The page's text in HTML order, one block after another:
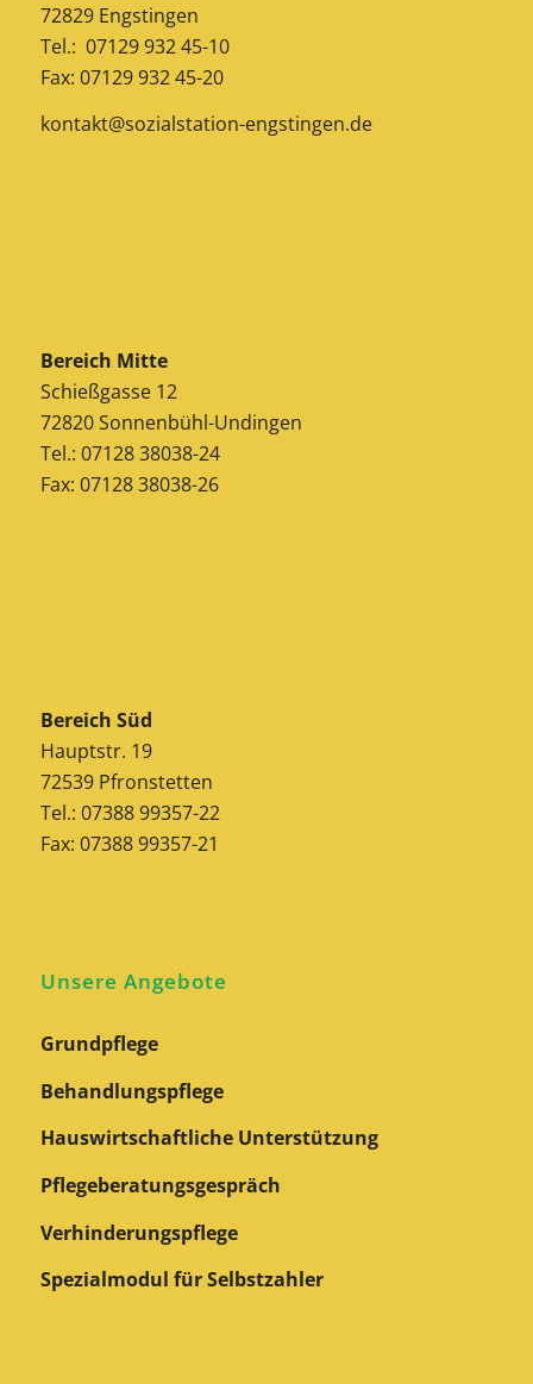
72829 Engstingen
Tel.: 07129 932 45-10
Fax: 07129 932 45-20
kontakt@sozialstation-engstingen.de
Bereich Mitte
Schießgasse 12
72820 Sonnenbühl-Undingen
Tel.: 07128 38038-24
Fax: 07128 38038-26
Bereich Süd
Hauptstr. 19
72539 Pfronstetten
Tel.: 07388 99357-22
Fax: 07388 99357-21
Unsere Angebote
Grundpflege
Behandlungspflege
Hauswirtschaftliche Unterstützung
Pflegeberatungs­gespräch
Verhinderungspflege
Spezialmodul für Selbstzahler